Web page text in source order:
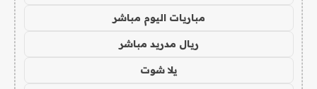
مباريات اليوم مباشر
ريال مدريد مباشر
يلا شوت